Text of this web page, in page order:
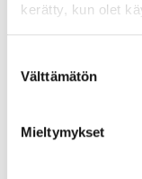
kerätty, kun olet
valinta
Välttämätön
Mieltymykset